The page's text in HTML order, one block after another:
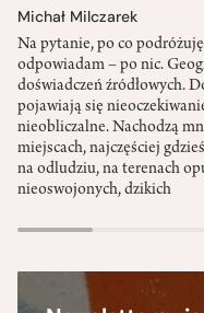
Michał Milczarek
Na pytanie, po co
odpowiadam – po nic.
doświadczeń źródłowych.
pojawiają się
nieobliczalne. Nachodzą
miejscach, najczęściej
na odludziu, na terenach
nieoswojonych, dzikich